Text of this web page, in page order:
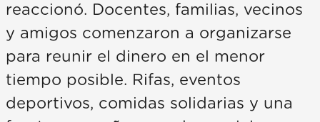
reaccionó. Docentes, familias, vecinos
y amigos comenzaron a organizarse
para reunir el dinero en el menor
tiempo posible. Rifas, eventos
deportivos, comidas solidarias y una